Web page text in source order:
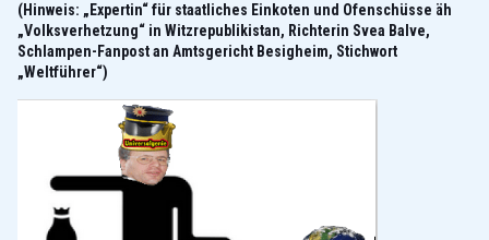
(Hinweis: „Expertin“ für staatliches Einkoten und Ofenschüsse äh
„Volksverhetzung“ in Witzrepublikistan, Richterin Svea Balve,
Schlampen-Fanpost an Amtsgericht Besigheim, Stichwort
„Weltführer“)